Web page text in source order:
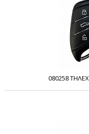
080258